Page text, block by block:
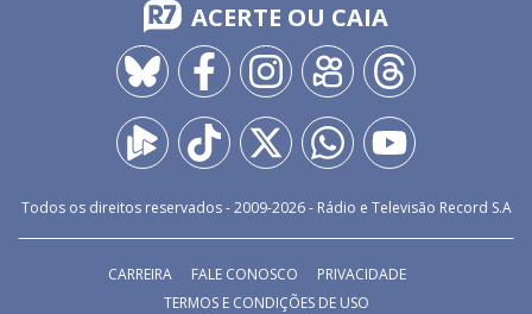
ACERTE OU CAIA
Todos os direitos reservados - 2009-2026- Rádio e Televisão Record S.A
CARREIRA FALE CONOSCO
PRIVACIDADE
TERMOS E CONDIÇÕES DE USO